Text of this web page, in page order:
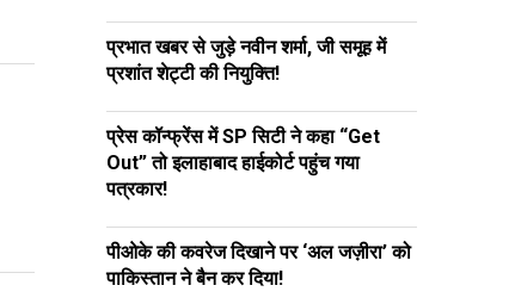
प्रभात खबर से जुड़े नवीन शर्मा, जी समूह में
प्रशांत शेट्टी की नियुक्ति!
प्रेस कॉन्फ्रेंस में SP सिटी ने कहा “Get
Out” तो इलाहाबाद हाईकोर्ट पहुंच गया
पत्रकार!
पीओके की कवरेज दिखाने पर ‘अल जज़ीरा’ को
पाकिस्तान ने बैन कर दिया!